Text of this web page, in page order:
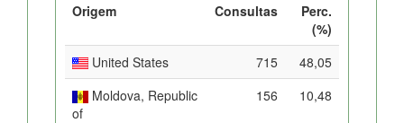
Origem Consultas
Perc.
(%)
United States
715
48,05
Moldova, Republic
of
156 10,48